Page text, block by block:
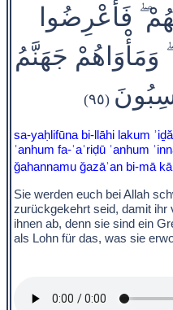
فَأَعْرِضُوا
جَهَنَّمُ
(٩٥)
sa-yaḥlifūna bi-llāhi lakum
ʿanhum fa-ʾaʿriḍū ʿanhum
ǧahannamu ǧazāʾan bi-mā
Sie werden euch bei Allah
zurückgekehrt seid, damit ihr
ihnen ab, denn sie sind ein
als Lohn für das, was sie